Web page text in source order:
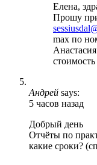
Елена,
Прошу
max по
Андрей says:
5 часов назад
Добрый день
Отчёты по
какие сроки?